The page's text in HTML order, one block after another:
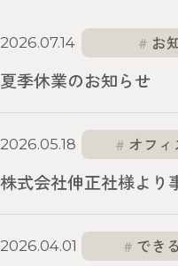
採用情報
2026.07.14 お
夏季休業のお知らせ
2026.05.18 オフィ
株式会社伸正社様より
2026.04.01 でき